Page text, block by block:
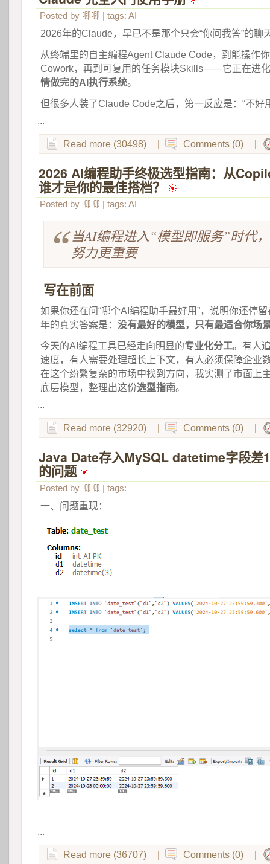
Posted by 唧唧 | tags: AI
2026年的Claude，早已不是那个只会“你问我答”的聊
从终端里的自主编程Agent Claude Code，到能操作
Cowork，再到可复用的任务模块Skills——它正在进
情做完的AI执行系统。
但很多人装了Claude Code之后，第一反应是：“不好
...
Read more (30498) Comments (0)
2026 AI编程助手终极选型指南：从
谁才是你的最佳搭档？
Posted by 唧唧 | tags: AI
当AI编程进入“模型即服务”时代
努力更重要
写在前面
如果你还在问“哪个AI编程助手最好用”，说明你还停
年的真实答案是： 没有最好的模型，只有最适合你场
今天的AI编程工具已经走向明显的专业化分工。有人
速度，有人需要处理超长上下文，有人必须保障企业
在这个纷繁复杂的市场中找到方向，我实测了市面上
底层模型，整理出这份选型指南。
...
Read more (32920) Comments (0)
Java Date存入MySQL datetime字段差
的问题
Posted by 唧唧 | tags:
一、问题重现：
...
Read more (36707) Comments (0)